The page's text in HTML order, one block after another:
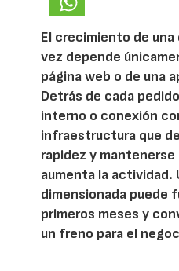
El crecimiento de
vez depende
página web o de una
Detrás de cada
interno o conexión
infraestructura que
rapidez y
aumenta la actividad.
dimensionada puede
primeros meses y
un freno para el